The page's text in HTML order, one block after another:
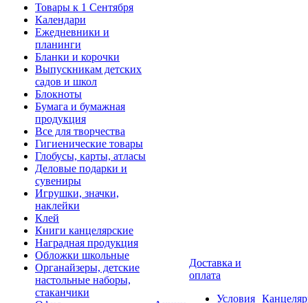
Товары к 1 Сентября
Календари
Ежедневники и
планинги
Бланки и корочки
Выпускникам детских
садов и школ
Блокноты
Бумага и бумажная
продукция
Все для творчества
Гигиенические товары
Глобусы, карты, атласы
Деловые подарки и
сувениры
Игрушки, значки,
наклейки
Клей
Книги канцелярские
Наградная продукция
Обложки школьные
Органайзеры, детские
настольные наборы,
стаканчики
Доставка и
оплата
Условия